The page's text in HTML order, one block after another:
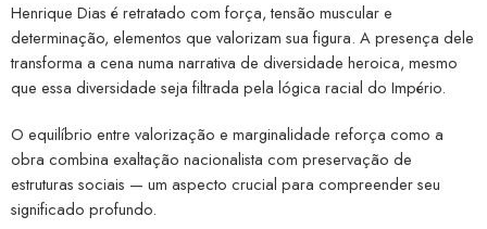
Henrique Dias é retratado com força, tensão muscular e
determinação, elementos que valorizam sua figura. A presença dele
transforma a cena numa narrativa de diversidade heroica, mesmo
que essa diversidade seja filtrada pela lógica racial do Império.
O equilíbrio entre valorização e marginalidade reforça como a
obra combina exaltação nacionalista com preservação de
estruturas sociais — um aspecto crucial para compreender seu
significado profundo.